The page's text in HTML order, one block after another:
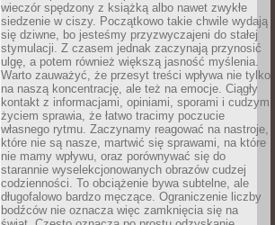
wieczór spędzony z książką albo nawet zwykłe
siedzenie w ciszy. Początkowo takie chwile wydają
się dziwne, bo jesteśmy przyzwyczajeni do stałej
stymulacji. Z czasem jednak zaczynają przynosić
ulgę, a potem również większą jasność myślenia.
Warto zauważyć, że przesyt treści wpływa nie tylko
na naszą koncentrację, ale też na emocje. Ciągły
kontakt z informacjami, opiniami, sporami i cudzym
życiem sprawia, że łatwo tracimy poczucie
własnego rytmu. Zaczynamy reagować na nastroje,
które nie są nasze, martwić się sprawami, na które
nie mamy wpływu, oraz porównywać się do
starannie wyselekcjonowanych obrazów cudzej
codzienności. To obciążenie bywa subtelne, ale
długofalowo bardzo męczące. Ograniczenie liczby
bodźców nie oznacza więc zamknięcia się na